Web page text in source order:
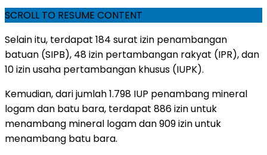
SCROLL TO RESUME CONTENT
Selain itu, terdapat 184 surat izin penambangan
batuan (SIPB), 48 izin pertambangan rakyat (IPR), dan
10 izin usaha pertambangan khusus (IUPK).
Kemudian, dari jumlah 1.798 IUP penambang mineral
logam dan batu bara, terdapat 886 izin untuk
menambang mineral logam dan 909 izin untuk
menambang batu bara.